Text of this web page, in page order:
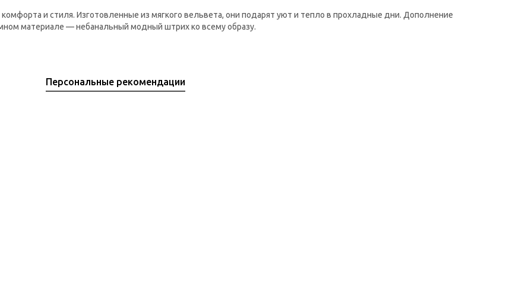
и стиля. Изготовленные из мягкого вельвета, они подарят уют и тепло в прохладные дни. Дополнение
материале — небанальный модный штрих ко всему образу.
Персональные рекомендации